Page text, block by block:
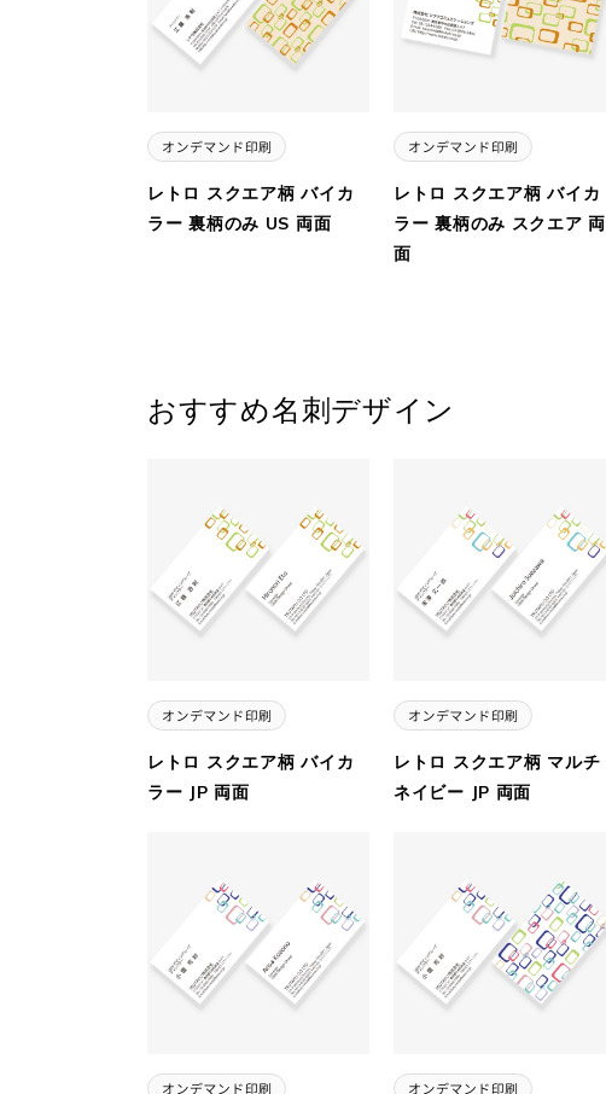
レトロ スクエア柄 バイカ
ラー 裏柄のみ US 両面
レトロ スクエア柄 バイカ
ラー 裏柄のみ スクエア 両
面
おすすめ名刺デザイン
レトロ スクエア柄 バイカ
ラー JP 両面
レトロ スクエア柄 マルチ
ネイビー JP 両面